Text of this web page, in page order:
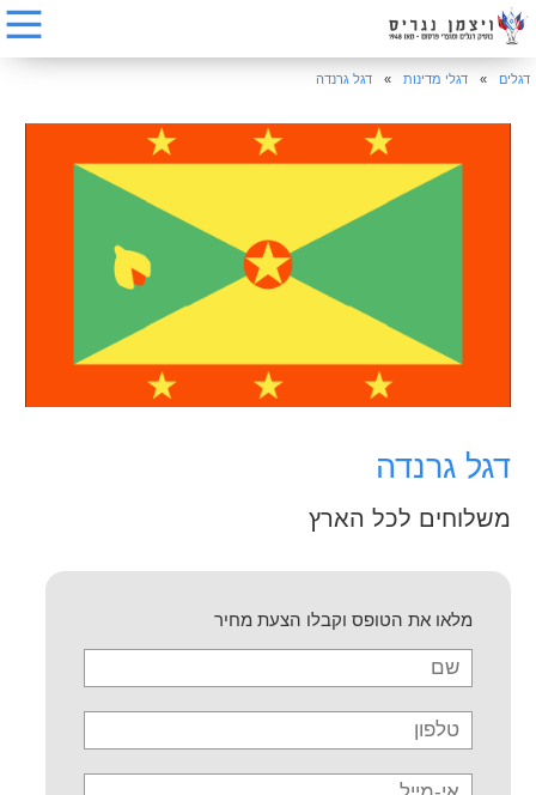
דגלים » דגלי מדינות » דגל גרנדה
דגל גרנדה
משלוחים לכל הארץ
מלאו את הטופס וקבלו הצעת מחיר